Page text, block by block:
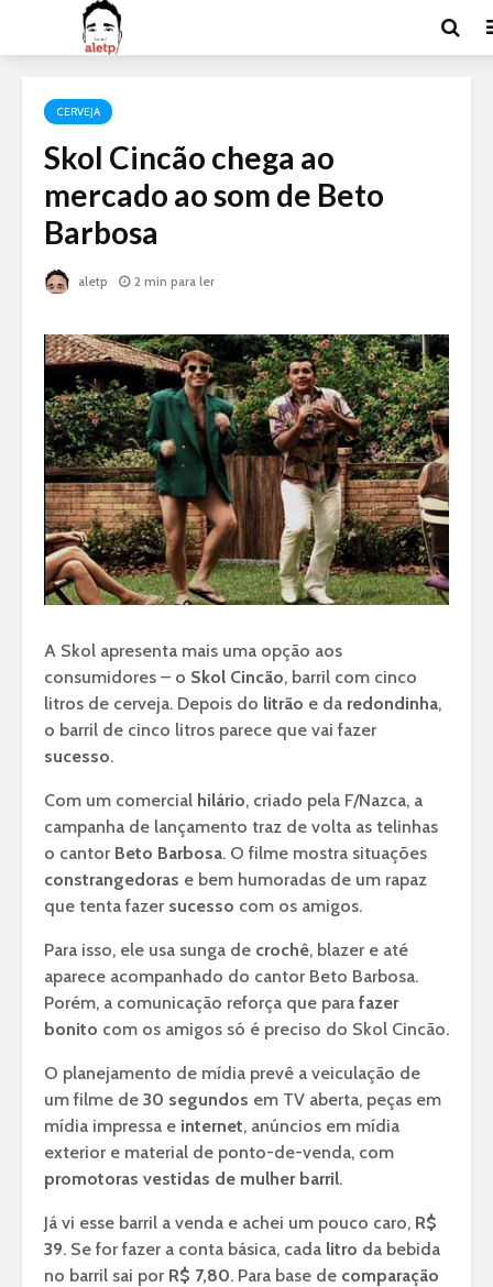
CERVEJA
Skol Cincão chega ao
mercado ao som de Beto
Barbosa
aletp 2 min para ler
A Skol apresenta mais uma opção aos
consumidores – o Skol Cincão, barril com cinco
litros de cerveja. Depois do litrão e da redondinha,
o barril de cinco litros parece que vai fazer
sucesso.
Com um comercial hilário, criado pela F/Nazca, a
campanha de lançamento traz de volta as telinhas
o cantor Beto Barbosa. O filme mostra situações
constrangedoras e bem humoradas de um rapaz
que tenta fazer sucesso com os amigos.
Para isso, ele usa sunga de crochê, blazer e até
aparece acompanhado do cantor Beto Barbosa.
Porém, a comunicação reforça que para fazer
bonito com os amigos só é preciso do Skol Cincão.
O planejamento de mídia prevê a veiculação de
um filme de 30 segundos em TV aberta, peças em
mídia impressa e internet, anúncios em mídia
exterior e material de ponto-de-venda, com
promotoras vestidas de mulher barril.
Já vi esse barril a venda e achei um pouco caro, R$
39. Se for fazer a conta básica, cada litro da bebida
no barril sai por R$ 7,80. Para base de comparação